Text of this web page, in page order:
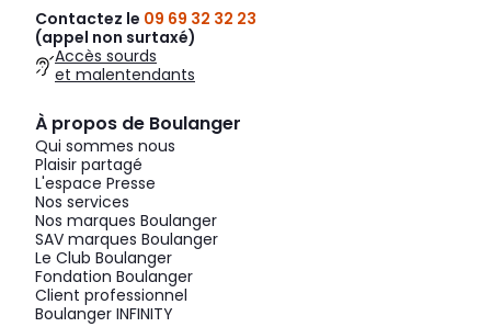
Contactez le 09 69 32 32 23
(appel non surtaxé)
Accès sourds
et malentendants
À propos de Boulanger
Qui sommes nous
Plaisir partagé
L'espace Presse
Nos services
Nos marques Boulanger
SAV marques Boulanger
Le Club Boulanger
Fondation Boulanger
Client professionnel
Boulanger INFINITY